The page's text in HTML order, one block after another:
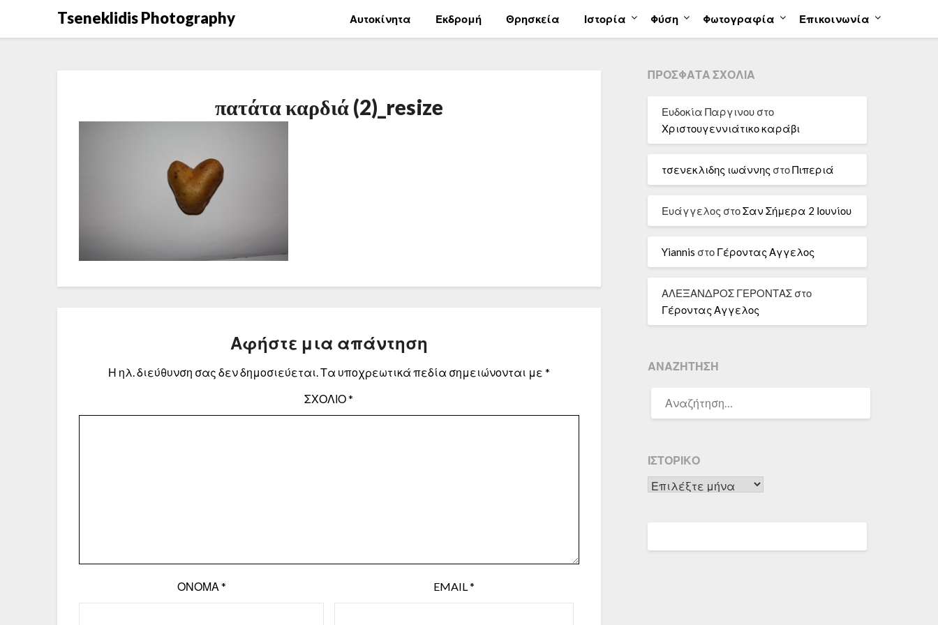
Tseneklidis Photography Αυτοκίνητα Εκδρομή Θρησκεία Ιστορία Φύση Φωτογραφία Επικοινωνία
πατάτα καρδιά (2)_resize
Αφήστε μια απάντηση
Η ηλ. διεύθυνση σας δεν δημοσιεύεται.Τα υποχρεωτικά πεδία σημειώνονται με *
ΣΧΌΛΙΟ*
ΌΝΟΜΑ * EMAIL*
ΠΡΌΣΦΑΤΑ ΣΧΌΛΙΑ
Ευδοκία Παργινουστο
Χριστουγεννιάτικο καράβι
τσενεκλιδης ιωάννης στοΠιπεριά
Ευάγγελος στοΣαν Σήμερα 2 Ιουνίου
Yiannis στο Γέροντας Αγγελος
ΑΛΕΞΑΝΔΡΟΣ ΓΕΡΟΝΤΑΣστο
Γέροντας Αγγελος
ΑΝΑΖΉΤΗΣΗ
ΓΙΑ:
ΙΣΤΟΡΙΚΌ
Ιστορικό